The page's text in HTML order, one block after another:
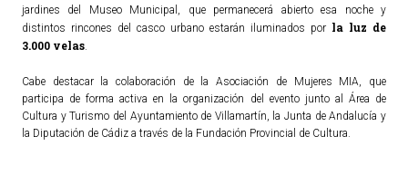
jardines del Museo Municipal, que permanecerá abierto esa noche y
distintos rincones del casco urbano estarán iluminados por la luz de
3.000 velas.
Cabe destacar la colaboración de la Asociación de Mujeres MIA, que
participa de forma activa en la organización del evento junto al Área de
Cultura y Turismo del Ayuntamiento de Villamartín, la Junta de Andalucía y
la Diputación de Cádiz a través de la Fundación Provincial de Cultura.